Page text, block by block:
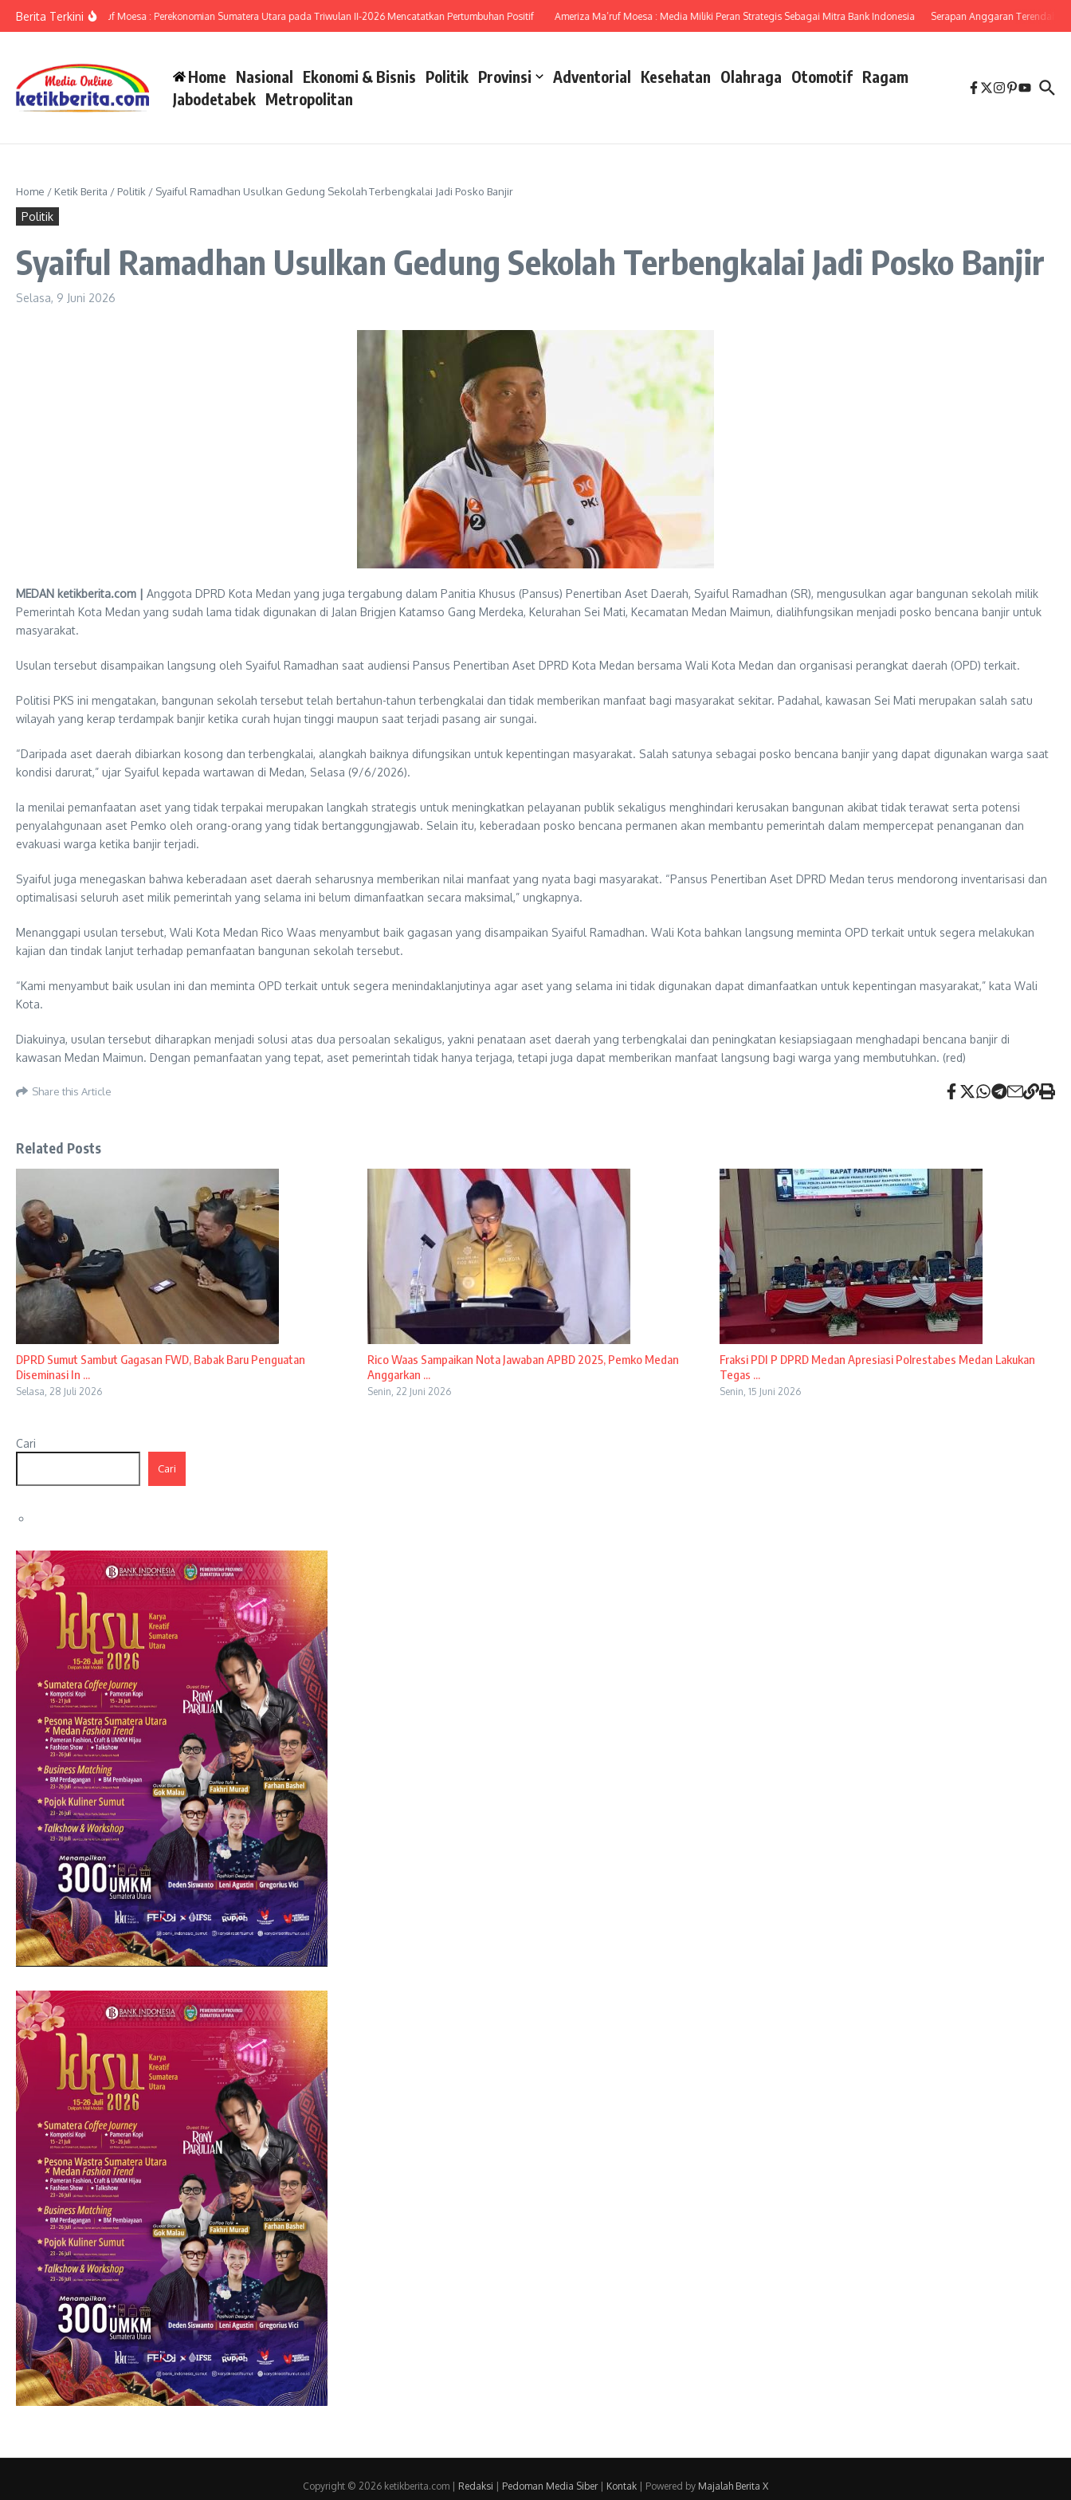
Berita Terkini
Ameriza Ma’ruf Moesa : Perekonomian Sumatera Utara pada Triwulan II-2026 Mencatatkan Pertumbuhan Positif Ameriza Ma’ruf Moesa : Media Miliki Peran Strategis Sebagai Mitra Bank Indonesia Serapan Anggaran Terendah,
Home Nasional Ekonomi & Bisnis Politik Provinsi Adventorial Kesehatan Olahraga Otomotif Ragam
Jabodetabek Metropolitan
Home / Ketik Berita / Politik / Syaiful Ramadhan Usulkan Gedung Sekolah Terbengkalai Jadi Posko Banjir
Politik
Syaiful Ramadhan Usulkan Gedung Sekolah Terbengkalai Jadi Posko Banjir
Selasa, 9 Juni 2026
MEDAN ketikberita.com | Anggota DPRD Kota Medan yang juga tergabung dalam Panitia Khusus (Pansus) Penertiban Aset Daerah, Syaiful Ramadhan (SR), mengusulkan agar bangunan sekolah milik
Pemerintah Kota Medan yang sudah lama tidak digunakan di Jalan Brigjen Katamso Gang Merdeka, Kelurahan Sei Mati, Kecamatan Medan Maimun, dialihfungsikan menjadi posko bencana banjir untuk
masyarakat.
Usulan tersebut disampaikan langsung oleh Syaiful Ramadhan saat audiensi Pansus Penertiban Aset DPRD Kota Medan bersama Wali Kota Medan dan organisasi perangkat daerah (OPD) terkait.
Politisi PKS ini mengatakan, bangunan sekolah tersebut telah bertahun-tahun terbengkalai dan tidak memberikan manfaat bagi masyarakat sekitar. Padahal, kawasan Sei Mati merupakan salah satu
wilayah yang kerap terdampak banjir ketika curah hujan tinggi maupun saat terjadi pasang air sungai.
“Daripada aset daerah dibiarkan kosong dan terbengkalai, alangkah baiknya difungsikan untuk kepentingan masyarakat. Salah satunya sebagai posko bencana banjir yang dapat digunakan warga saat
kondisi darurat,” ujar Syaiful kepada wartawan di Medan, Selasa (9/6/2026).
Ia menilai pemanfaatan aset yang tidak terpakai merupakan langkah strategis untuk meningkatkan pelayanan publik sekaligus menghindari kerusakan bangunan akibat tidak terawat serta potensi
penyalahgunaan aset Pemko oleh orang-orang yang tidak bertanggungjawab. Selain itu, keberadaan posko bencana permanen akan membantu pemerintah dalam mempercepat penanganan dan
evakuasi warga ketika banjir terjadi.
Syaiful juga menegaskan bahwa keberadaan aset daerah seharusnya memberikan nilai manfaat yang nyata bagi masyarakat. “Pansus Penertiban Aset DPRD Medan terus mendorong inventarisasi dan
optimalisasi seluruh aset milik pemerintah yang selama ini belum dimanfaatkan secara maksimal,” ungkapnya.
Menanggapi usulan tersebut, Wali Kota Medan Rico Waas menyambut baik gagasan yang disampaikan Syaiful Ramadhan. Wali Kota bahkan langsung meminta OPD terkait untuk segera melakukan
kajian dan tindak lanjut terhadap pemanfaatan bangunan sekolah tersebut.
“Kami menyambut baik usulan ini dan meminta OPD terkait untuk segera menindaklanjutinya agar aset yang selama ini tidak digunakan dapat dimanfaatkan untuk kepentingan masyarakat,” kata Wali
Kota.
Diakuinya, usulan tersebut diharapkan menjadi solusi atas dua persoalan sekaligus, yakni penataan aset daerah yang terbengkalai dan peningkatan kesiapsiagaan menghadapi bencana banjir di
kawasan Medan Maimun. Dengan pemanfaatan yang tepat, aset pemerintah tidak hanya terjaga, tetapi juga dapat memberikan manfaat langsung bagi warga yang membutuhkan. (red)
Share this Article
Related Posts
DPRD Sumut Sambut Gagasan FWD, Babak Baru Penguatan
Diseminasi In ...
Selasa, 28 Juli 2026
Rico Waas Sampaikan Nota Jawaban APBD 2025, Pemko Medan
Anggarkan ...
Senin, 22 Juni 2026
Fraksi PDI P DPRD Medan Apresiasi Polrestabes Medan Lakukan
Tegas ...
Senin, 15 Juni 2026
Cari
Cari
Copyright © 2026 ketikberita.com | Redaksi Pedoman Media Siber| Kontak | Powered by Majalah Berita X